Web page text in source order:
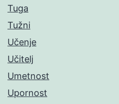
Tuga
Tužni
Učenje
Učitelj
Umetnost
Upornost